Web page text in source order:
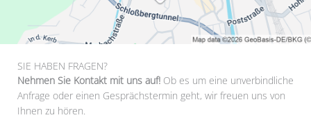
SIE HABEN FRAGEN?
Nehmen Sie Kontakt mit uns auf! Ob es um eine unverbindliche
Anfrage oder einen Gesprächstermin geht, wir freuen uns von
Ihnen zu hören.